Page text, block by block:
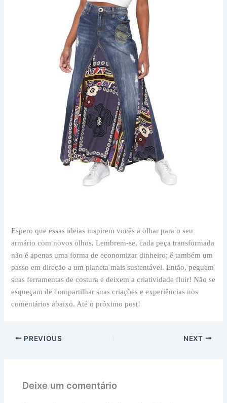
Espero que essas ideias inspirem vocês a olhar para o seu
armário com novos olhos. Lembrem-se, cada peça transformada
não é apenas uma forma de economizar dinheiro; é também um
passo em direção a um planeta mais sustentável. Então, peguem
suas ferramentas de costura e deixem a criatividade fluir! Não se
esqueçam de compartilhar suas criações e experiências nos
comentários abaixo. Até o próximo post!
PREVIOUS NEXT
Deixe um comentário